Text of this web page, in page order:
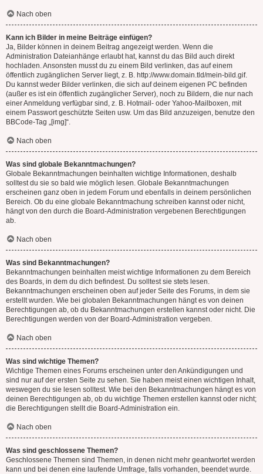
Nach oben
Kann ich Bilder in meine Beiträge einfügen?
Ja, Bilder können in deinem Beitrag angezeigt werden. Wenn die
Administration Dateianhänge erlaubt hat, kannst du das Bild auch direkt
hochladen. Ansonsten musst du zu einem Bild verlinken, das auf einem
öffentlich zugänglichen Server liegt, z. B. http://www.domain.tld/mein-bild.gif.
Du kannst weder Bilder verlinken, die sich auf deinem eigenen PC befinden
(außer es ist ein öffentlich zugänglicher Server), noch zu Bildern, die nur nach
einer Anmeldung verfügbar sind, z. B. Hotmail- oder Yahoo-Mailboxen, mit
einem Passwort geschützte Seiten usw. Um das Bild anzuzeigen, benutze den
BBCode-Tag „[img]“.
Nach oben
Was sind globale Bekanntmachungen?
Globale Bekanntmachungen beinhalten wichtige Informationen, deshalb
solltest du sie so bald wie möglich lesen. Globale Bekanntmachungen
erscheinen ganz oben in jedem Forum und ebenfalls in deinem persönlichen
Bereich. Ob du eine globale Bekanntmachung schreiben kannst oder nicht,
hängt von den durch die Board-Administration vergebenen Berechtigungen
ab.
Nach oben
Was sind Bekanntmachungen?
Bekanntmachungen beinhalten meist wichtige Informationen zu dem Bereich
des Boards, in dem du dich befindest. Du solltest sie stets lesen.
Bekanntmachungen erscheinen oben auf jeder Seite des Forums, in dem sie
erstellt wurden. Wie bei globalen Bekanntmachungen hängt es von deinen
Berechtigungen ab, ob du Bekanntmachungen erstellen kannst oder nicht. Die
Berechtigungen werden von der Board-Administration vergeben.
Nach oben
Was sind wichtige Themen?
Wichtige Themen eines Forums erscheinen unter den Ankündigungen und
sind nur auf der ersten Seite zu sehen. Sie haben meist einen wichtigen Inhalt,
weswegen du sie lesen solltest. Wie bei den Bekanntmachungen hängt es von
deinen Berechtigungen ab, ob du wichtige Themen erstellen kannst oder nicht;
die Berechtigungen stellt die Board-Administration ein.
Nach oben
Was sind geschlossene Themen?
Geschlossene Themen sind Themen, in denen nicht mehr geantwortet werden
kann und bei denen eine laufende Umfrage, falls vorhanden, beendet wurde.